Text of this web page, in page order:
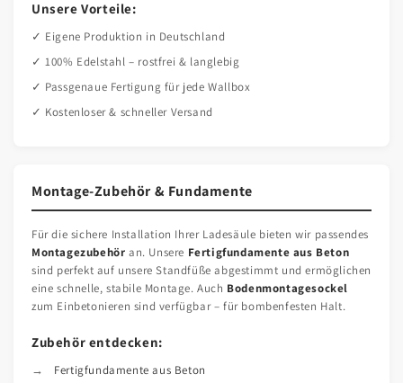
Unsere Vorteile:
✓ Eigene Produktion in Deutschland
✓ 100% Edelstahl – rostfrei & langlebig
✓ Passgenaue Fertigung für jede Wallbox
✓ Kostenloser & schneller Versand
Montage-Zubehör & Fundamente
Für die sichere Installation Ihrer Ladesäule bieten wir passendes
Montagezubehör an. Unsere Fertigfundamente aus Beton
sind perfekt auf unsere Standfüße abgestimmt und ermöglichen
eine schnelle, stabile Montage. Auch Bodenmontagesockel
zum Einbetonieren sind verfügbar – für bombenfesten Halt.
Zubehör entdecken:
Fertigfundamente aus Beton